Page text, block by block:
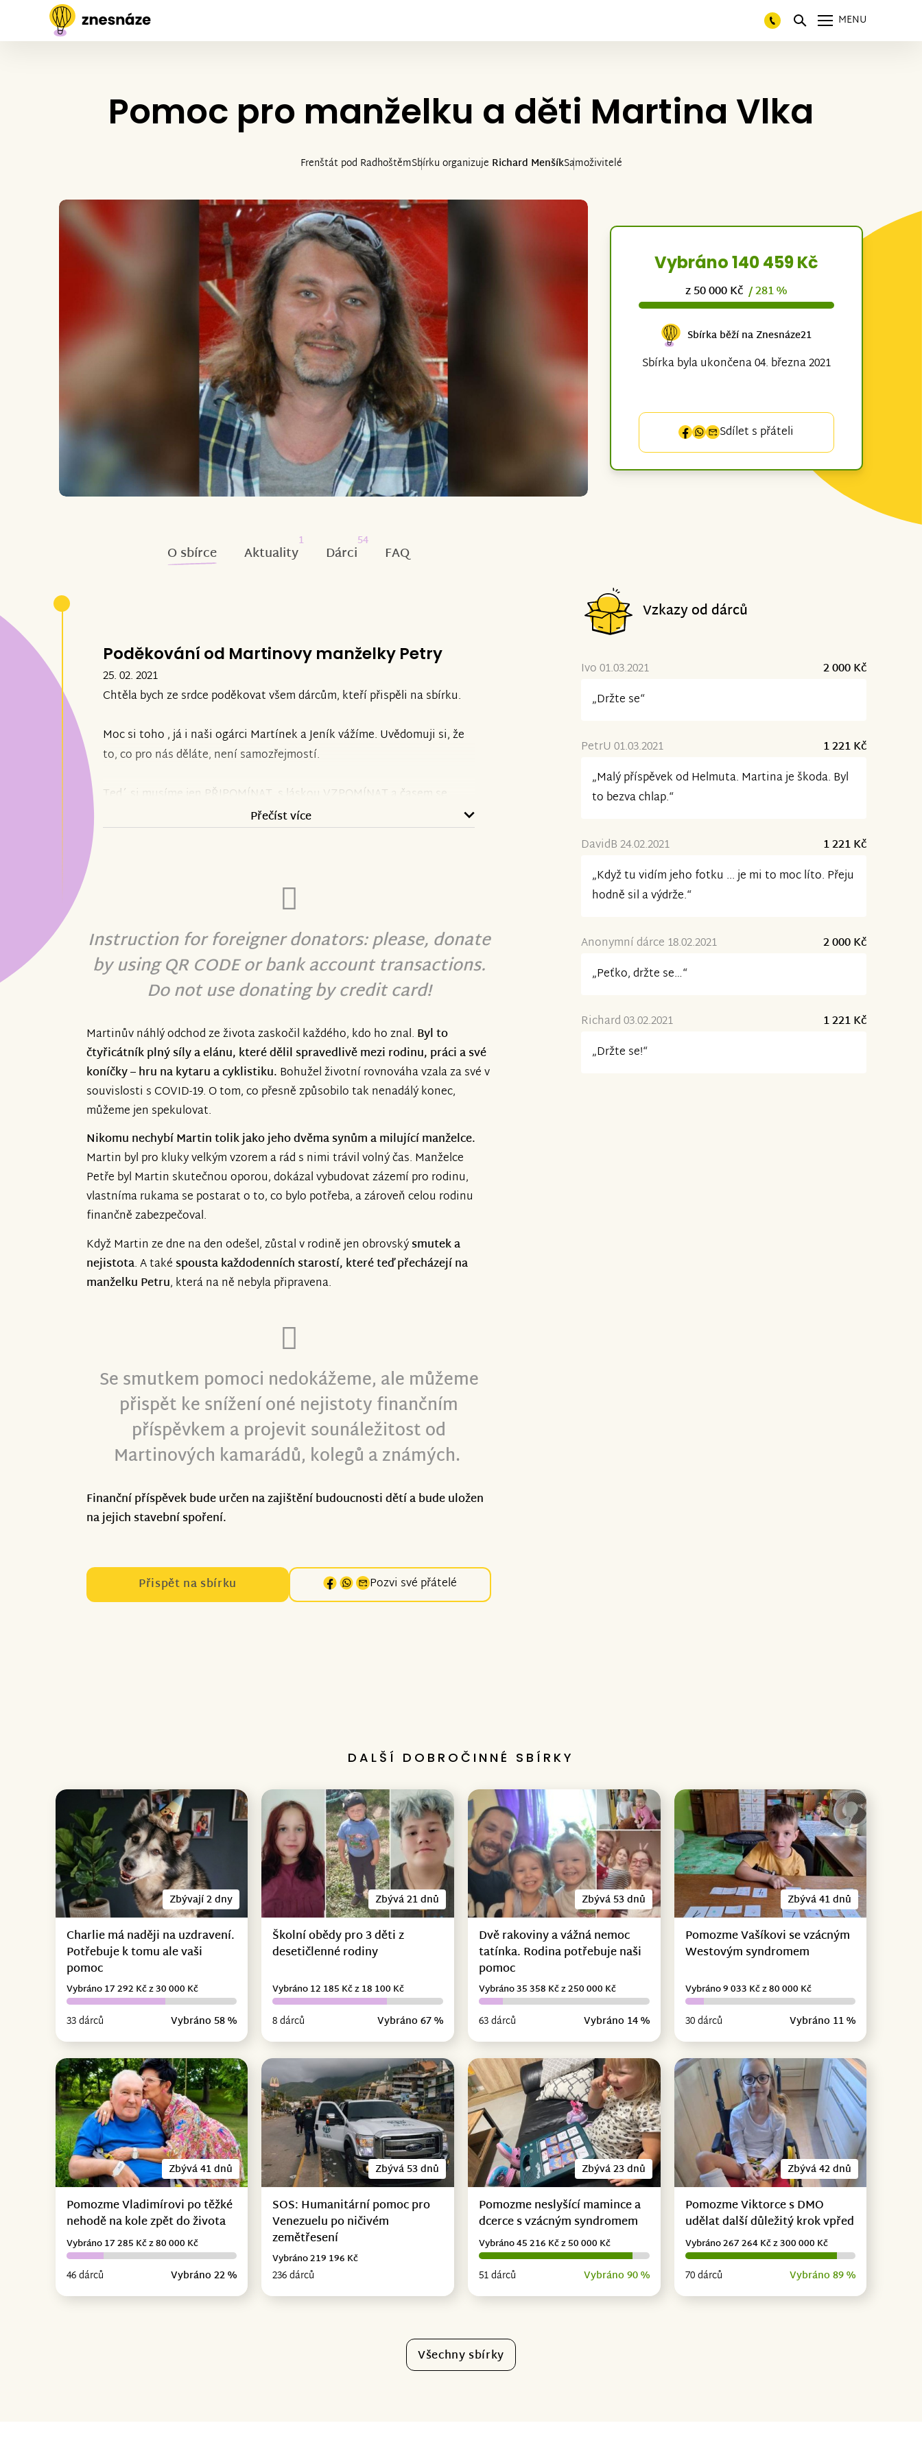
MENU
Pomoc pro manželku a děti Martina Vlka
Frenštát pod RadhoštěmSbírku organizuje Richard MenšíkSamoživitelé
Vybráno 140 459 Kč
z 50 000 Kč/ 281 %
Sbírka běží na Znesnáze21
Sbírka byla ukončena 04. března 2021
Sdílet s přáteli
O sbírce Aktuality
1
Dárci
54
FAQ
Poděkování od Martinovy manželky Petry
25. 02. 2021
Chtěla bych ze srdce poděkovat všem dárcům, kteří přispěli na sbírku.
Moc si toho , já i naši ogárci Martínek a Jeník vážíme. Uvědomuji si, že
to, co pro nás děláte, není samozřejmostí.
Ted´ si musíme jen PŘIPOMÍNAT, s láskou VZPOMÍNAT a časem se
začít opět SMÁT. Je to běh na dlouhou trat´.
Přečíst více
Instruction for foreigner donators: please, donate
by using QR CODE or bank account transactions.
Do not use donating by credit card!
Martinův náhlý odchod ze života zaskočil každého, kdo ho znal. Byl to
čtyřicátník plný síly a elánu, které dělil spravedlivě mezi rodinu, práci a své
koníčky – hru na kytaru a cyklistiku. Bohužel životní rovnováha vzala za své v
souvislosti s COVID-19. O tom, co přesně způsobilo tak nenadálý konec,
můžeme jen spekulovat.
Nikomu nechybí Martin tolik jako jeho dvěma synům a milující manželce.
Martin byl pro kluky velkým vzorem a rád s nimi trávil volný čas. Manželce
Petře byl Martin skutečnou oporou, dokázal vybudovat zázemí pro rodinu,
vlastníma rukama se postarat o to, co bylo potřeba, a zároveň celou rodinu
finančně zabezpečoval.
Když Martin ze dne na den odešel, zůstal v rodině jen obrovskýsmutek a
nejistota. A takéspousta každodenních starostí, které teď přecházejí na
manželku Petru, která na ně nebyla připravena.
Se smutkem pomoci nedokážeme, ale můžeme
přispět ke snížení oné nejistoty finančním
příspěvkem a projevit sounáležitost od
Martinových kamarádů, kolegů a známých.
Finanční příspěvek bude určen na zajištění budoucnosti dětí a bude uložen
na jejich stavební spoření.
Přispět na sbírku Pozvi své přátelé
Vzkazy od dárců
Ivo 01.03.2021
2 000 Kč
„Držte se“
PetrU 01.03.2021
1 221 Kč
„Malý příspěvek od Helmuta. Martina je škoda. Byl
to bezva chlap.“
DavidB 24.02.2021
1 221 Kč
„Když tu vidím jeho fotku ... je mi to moc líto. Přeju
hodně sil a výdrže.“
Anonymní dárce 18.02.2021
2 000 Kč
„Peťko, držte se…“
Richard 03.02.2021
1 221 Kč
„Držte se!“
DALŠÍ DOBROČINNÉ SBÍRKY
Zbývají 2 dny
Charlie má naději na uzdravení.
Potřebuje k tomu ale vaši
pomoc
33 dárců Vybráno 58 %
Vybráno 17 292 Kč z 30 000 Kč
Zbývá 21 dnů
Školní obědy pro 3 děti z
desetičlenné rodiny
8 dárců Vybráno 67 %
Vybráno 12 185 Kč z 18 100 Kč
Zbývá 53 dnů
Dvě rakoviny a vážná nemoc
tatínka. Rodina potřebuje naši
pomoc
63 dárců Vybráno 14 %
Vybráno 35 358 Kč z 250 000 Kč
Zbývá 41 dnů
Pomozme Vašíkovi se vzácným
Westovým syndromem
30 dárců Vybráno 11 %
Vybráno 9 033 Kč z 80 000 Kč
Zbývá 41 dnů
Pomozme Vladimírovi po těžké
nehodě na kole zpět do života
46 dárců Vybráno 22 %
Vybráno 17 285 Kč z 80 000 Kč
Zbývá 53 dnů
SOS: Humanitární pomoc pro
Venezuelu po ničivém
zemětřesení
236 dárců
Vybráno 219 196 Kč
Zbývá 23 dnů
Pomozme neslyšící mamince a
dcerce s vzácným syndromem
51 dárců Vybráno 90 %
Vybráno 45 216 Kč z 50 000 Kč
Zbývá 42 dnů
Pomozme Viktorce s DMO
udělat další důležitý krok vpřed
70 dárců Vybráno 89 %
Vybráno 267 264 Kč z 300 000 Kč
Všechny sbírky